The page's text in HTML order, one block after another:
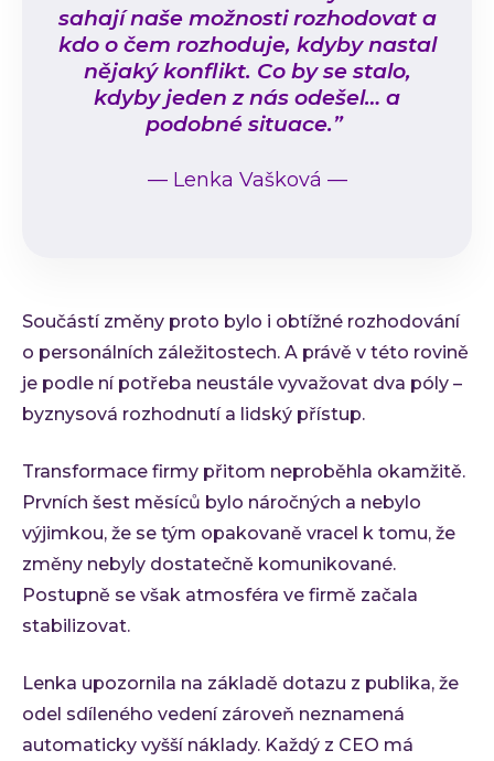
sahají naše možnosti rozhodovat a
kdo o čem rozhoduje, kdyby nastal
nějaký konflikt. Co by se stalo,
kdyby jeden z nás odešel… a
podobné situace.”
—Lenka Vašková —
Součástí změny proto bylo i obtížné rozhodování
o personálních záležitostech. A právě v této rovině
je podle ní potřeba neustále vyvažovat dva póly –
byznysová rozhodnutí a lidský přístup.
Transformace firmy přitom neproběhla okamžitě.
Prvních šest měsíců bylo náročných a nebylo
výjimkou, že se tým opakovaně vracel k tomu, že
změny nebyly dostatečně komunikované.
Postupně se však atmosféra ve firmě začala
stabilizovat.
Lenka upozornila na základě dotazu z publika, že
odel sdíleného vedení zároveň neznamená
automaticky vyšší náklady. Každý z CEO má